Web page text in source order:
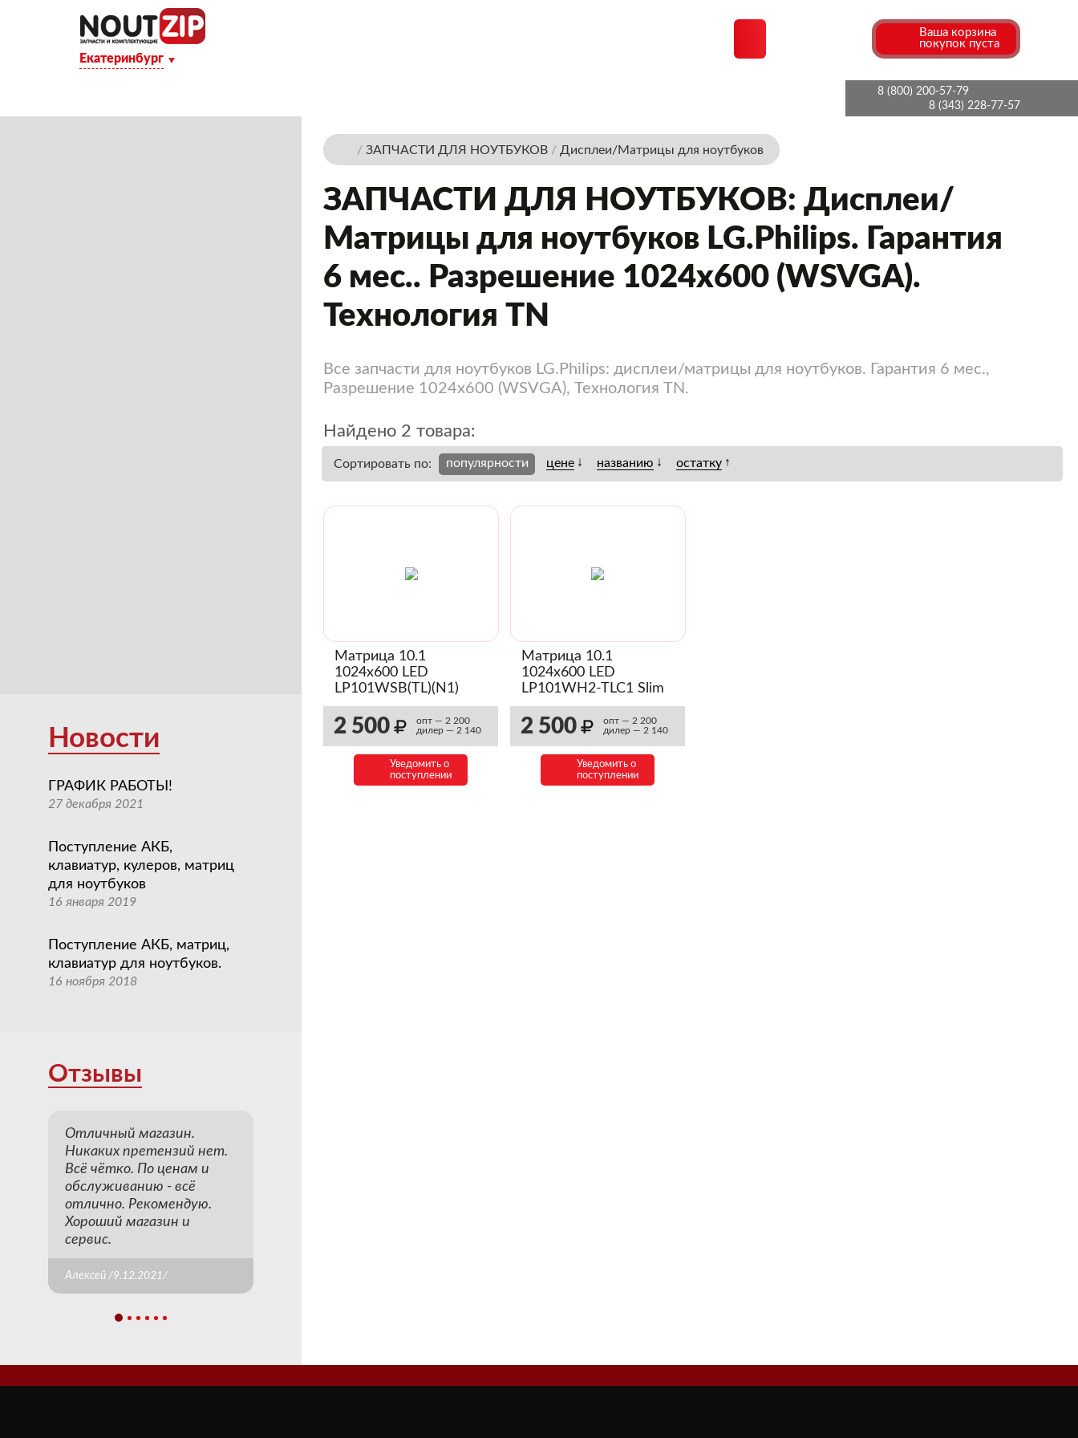
Екатеринбург
Ваша корзина
покупок пуста
8 (800) 200-57-79
8 (343) 228-77-57
Новости
ГРАФИК РАБОТЫ!
27 декабря 2021
Поступление АКБ,
клавиатур, кулеров, матриц
для ноутбуков
16 января 2019
Поступление АКБ, матриц,
клавиатур для ноутбуков.
16 ноября 2018
Отзывы
Отличный магазин.
Никаких претензий нет.
Всё чётко. По ценам и
обслуживанию - всё
отлично. Рекомендую.
Хороший магазин и
сервис.
Алексей /9.12.2021/
/ЗАПЧАСТИ ДЛЯ НОУТБУКОВ / Дисплеи/Матрицы для ноутбуков
ЗАПЧАСТИ ДЛЯ НОУТБУКОВ: Дисплеи/
Матрицы для ноутбуков LG.Philips. Гарантия
6 мес.. Разрешение 1024x600 (WSVGA).
Технология TN
Все запчасти для ноутбуков LG.Philips: дисплеи/матрицы для ноутбуков. Гарантия 6 мес.,
Разрешение 1024x600 (WSVGA), Технология TN.
Найдено 2 товара:
Сортировать по: популярности цене ↓ названию ↓ остатку ↑
Матрица 10.1
1024x600 LED
LP101WSB(TL)(N1)
Slim (Глянец)
2 500
опт — 2 200
дилер — 2 140
Уведомить о
поступлении
Матрица 10.1
1024x600 LED
LP101WH2-TLC1 Slim
(Глянец)
2 500
опт — 2 200
дилер — 2 140
Уведомить о
поступлении